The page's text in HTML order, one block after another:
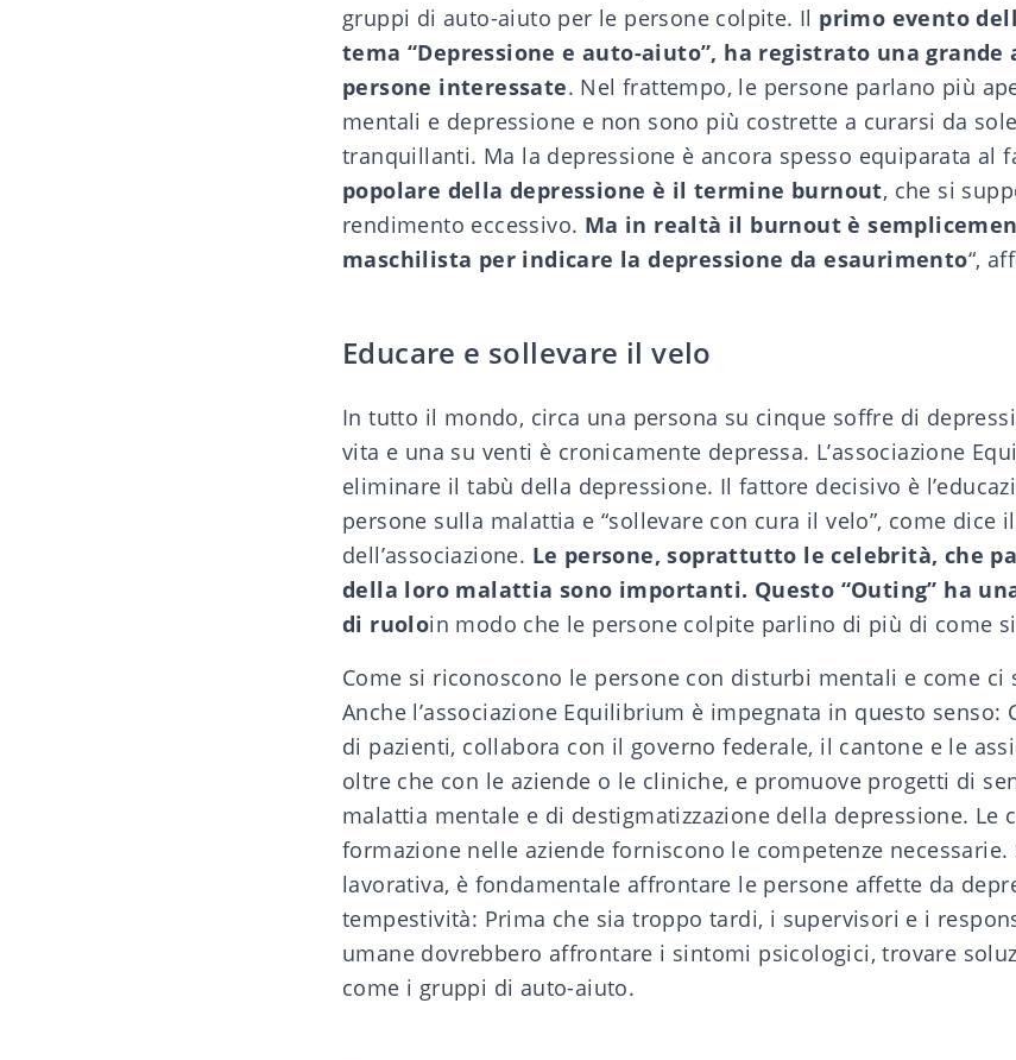
gruppi di auto-aiuto per le persone colpite. Il primo evento
tema “Depressione e auto-aiuto”, ha registrato una
persone interessate. Nel frattempo, le persone parlano più
mentali e depressione e non sono più costrette a curarsi da
tranquillanti. Ma la depressione è ancora spesso equiparata al
popolare della depressione è il termine burnout, che si
rendimento eccessivo. Ma in realtà il burnout è
maschilista per indicare la depressione da esaurimento“,
Educare e sollevare il velo
In tutto il mondo, circa una persona su cinque soffre di
vita e una su venti è cronicamente depressa. L’associazione
eliminare il tabù della depressione. Il fattore decisivo è
persone sulla malattia e “sollevare con cura il velo”, come dice
dell’associazione. Le persone, soprattutto le celebrità, che
della loro malattia sono importanti. Questo “Outing” ha
di ruoloin modo che le persone colpite parlino di più di come
Come si riconoscono le persone con disturbi mentali e come ci
Anche l’associazione Equilibrium è impegnata in questo senso:
di pazienti, collabora con il governo federale, il cantone e le
oltre che con le aziende o le cliniche, e promuove progetti di
malattia mentale e di destigmatizzazione della depressione. Le
formazione nelle aziende forniscono le competenze
lavorativa, è fondamentale affrontare le persone affette da
tempestività: Prima che sia troppo tardi, i supervisori e i
umane dovrebbero affrontare i sintomi psicologici, trovare
come i gruppi di auto-aiuto.